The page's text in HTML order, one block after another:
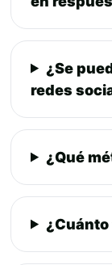
¿Se
redes
¿Qué